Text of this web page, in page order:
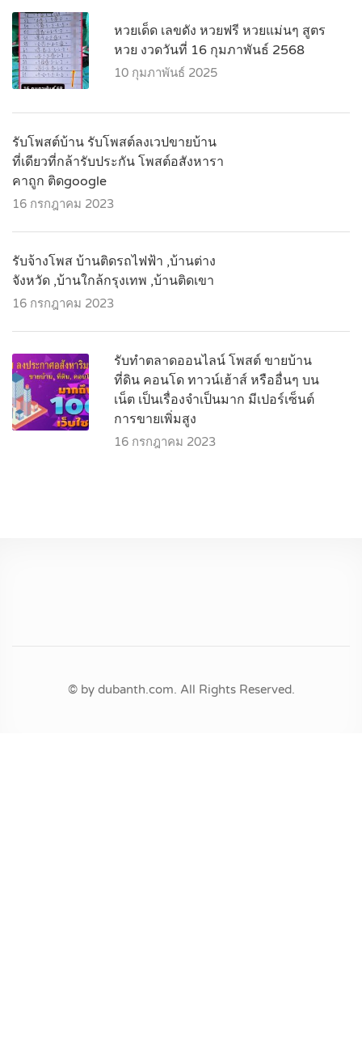
หวยเด็ด เลขดัง หวยฟรี หวยแม่นๆ สูตร
หวย งวดวันที่ 16 กุมภาพันธ์ 2568
10 กุมภาพันธ์ 2025
รับโพสต์บ้าน รับโพสต์ลงเวปขายบ้าน
ที่เดียวที่กล้ารับประกัน โพสต์อสังหารา
คาถูก ติดgoogle
16 กรกฎาคม 2023
รับจ้างโพส บ้านติดรถไฟฟ้า ,บ้านต่าง
จังหวัด ,บ้านใกล้กรุงเทพ ,บ้านติดเขา
16 กรกฎาคม 2023
รับทำตลาดออนไลน์ โพสต์ ขายบ้าน
ที่ดิน คอนโด ทาวน์เฮ้าส์ หรืออื่นๆ บน
เน็ต เป็นเรื่องจำเป็นมาก มีเปอร์เซ็นต์
การขายเพิ่มสูง
16 กรกฎาคม 2023
© by dubanth.com. All Rights Reserved.